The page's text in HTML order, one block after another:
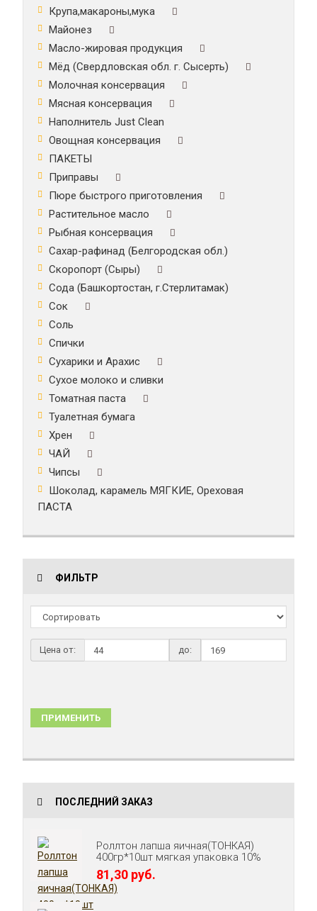
Крупа,макароны,мука
Майонез
Масло-жировая продукция
Мёд (Свердловская обл. г. Сысерть)
Молочная консервация
Мясная консервация
Наполнитель Just Clean
Овощная консервация
ПАКЕТЫ
Приправы
Пюре быстрого приготовления
Растительное масло
Рыбная консервация
Сахар-рафинад (Белгородская обл.)
Скоропорт (Сыры)
Сода (Башкортостан, г.Стерлитамак)
Сок
Соль
Спички
Сухарики и Арахис
Сухое молоко и сливки
Томатная паста
Туалетная бумага
Хрен
ЧАЙ
Чипсы
Шоколад, карамель МЯГКИЕ, Ореховая
ПАСТА
ФИЛЬТР
Цена от: до:
ПРИМЕНИТЬ
ПОСЛЕДНИЙ ЗАКАЗ
Роллтон лапша яичная(ТОНКАЯ)
400гр*10шт мягкая упаковка 10%
81,30 руб.